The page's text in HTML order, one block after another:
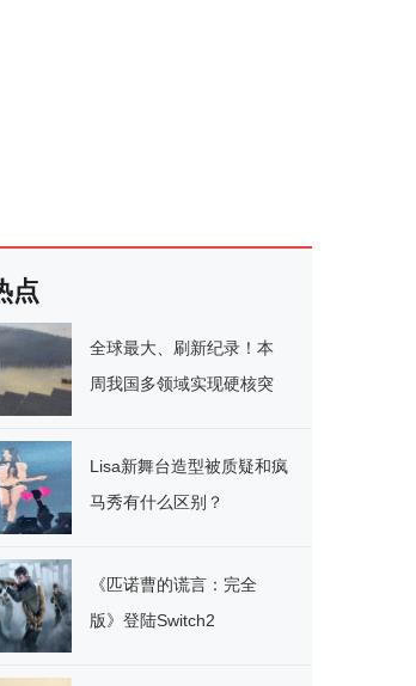
点
全球最大、刷新纪录！本
周我国多领域实现硬核突
Lisa新舞台造型被质疑和疯
马秀有什么区别？
《匹诺曹的谎言：完全
版》登陆Switch2